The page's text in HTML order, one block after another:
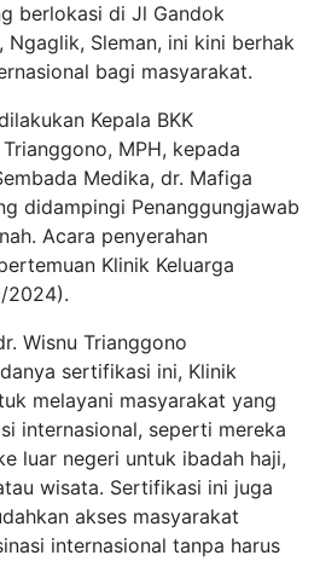
berlokasi di Jl Gandok
Ngaglik, Sleman, ini kini berhak
bagi masyarakat.
Kepala BKK
MPH, kepada
Medika, dr. Mafiga
didampingi Penanggungjawab
Acara penyerahan
Klinik Keluarga
2024).
Wisnu Trianggono
sertifikasi ini, Klinik
melayani masyarakat yang
internasional, seperti mereka
luar negeri untuk ibadah haji,
wisata. Sertifikasi ini juga
akses masyarakat
internasional tanpa harus